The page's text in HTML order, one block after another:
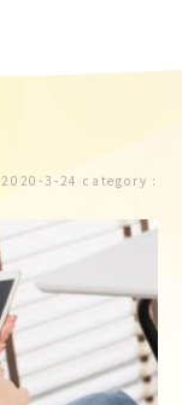
2020-3-24 category :